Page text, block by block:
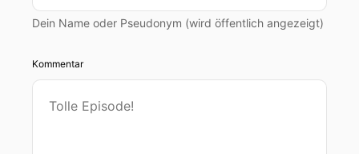
Dein Name oder Pseudonym (wird öffentlich angezeigt)
Kommentar